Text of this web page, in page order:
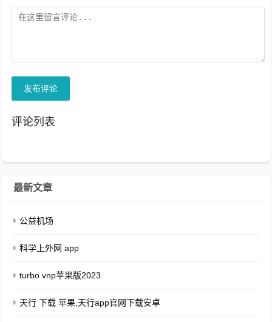
发布评论
评论列表
最新文章
公益机场
科学上外网 app
turbo vnp苹果版2023
天行 下载 苹果,天行app官网下载安卓